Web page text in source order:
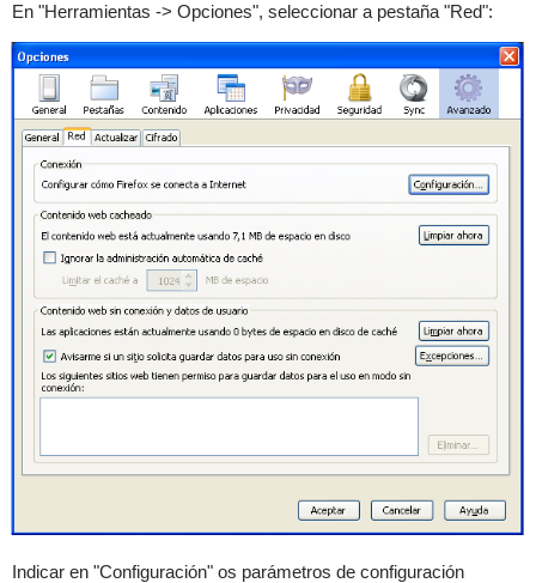
En "Herramientas -> Opciones", seleccionar a pestaña "Red":
Indicar en "Configuración" os parámetros de configuración